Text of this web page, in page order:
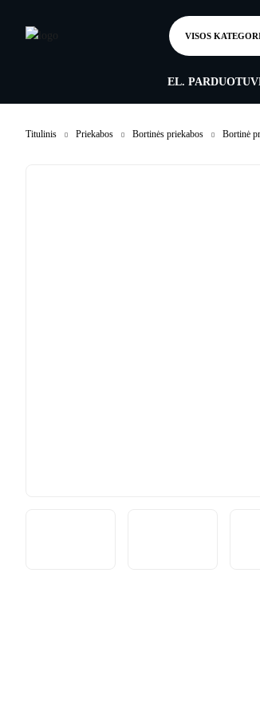
VISOS
EL.
Titulinis Priekabos Bortinės priekabos Bortinė